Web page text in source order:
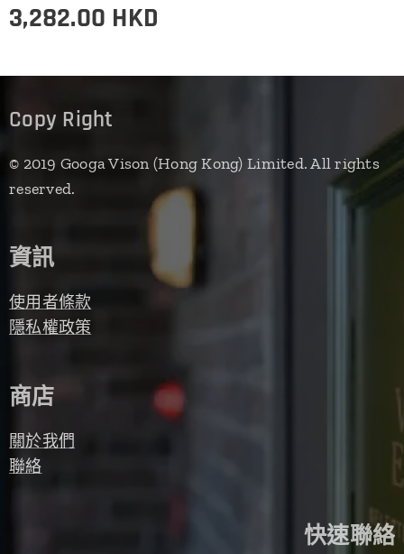
3,282.00 HKD
Copy Right
© 2019 Googa Vison (Hong Kong) Limited. All rights
reserved.
資訊
使用者條款
隱私權政策
商店
關於我們
聯絡
快速聯絡